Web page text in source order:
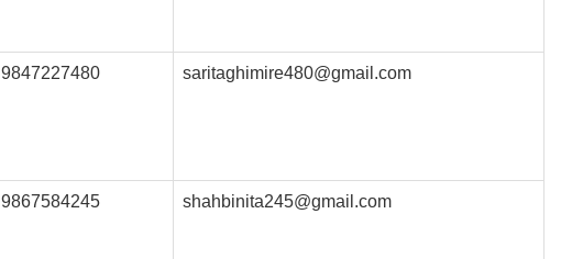
9847227480 saritaghimire480@gmail.com
9867584245 shahbinita245@gmail.com